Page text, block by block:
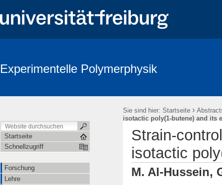
Experimentelle Polymerphysik
Sie sind hier: Startseite ›
isotactic poly(1-butene) and its
Startseite
Schnellzugriff
Forschung
Lehre
Strain-
isotactic
M. Al-Hussein,